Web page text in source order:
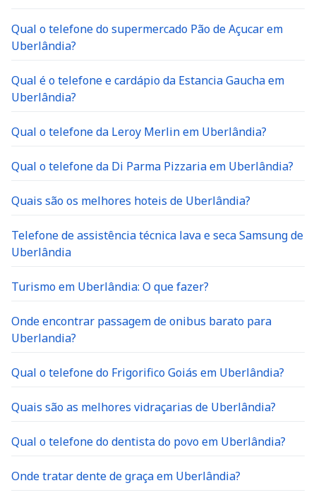
Qual o telefone do supermercado Pão de Açucar em
Uberlândia?
Qual é o telefone e cardápio da Estancia Gaucha em
Uberlândia?
Qual o telefone da Leroy Merlin em Uberlândia?
Qual o telefone da Di Parma Pizzaria em Uberlândia?
Quais são os melhores hoteis de Uberlândia?
Telefone de assistência técnica lava e seca Samsung de
Uberlândia
Turismo em Uberlândia: O que fazer?
Onde encontrar passagem de onibus barato para
Uberlandia?
Qual o telefone do Frigorifico Goiás em Uberlândia?
Quais são as melhores vidraçarias de Uberlândia?
Qual o telefone do dentista do povo em Uberlândia?
Onde tratar dente de graça em Uberlândia?